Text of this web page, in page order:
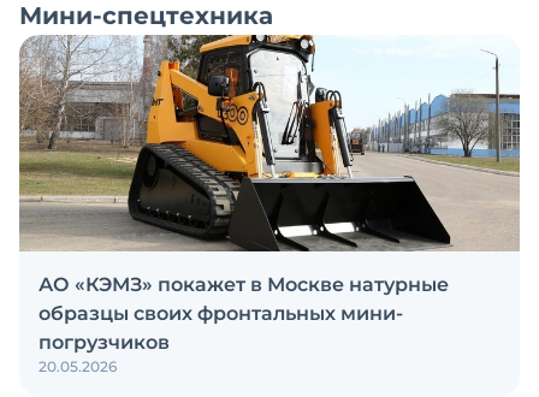
Мини-спецтехника
АО «КЭМЗ» покажет в Москве натурные
образцы своих фронтальных мини-
погрузчиков
20.05.2026